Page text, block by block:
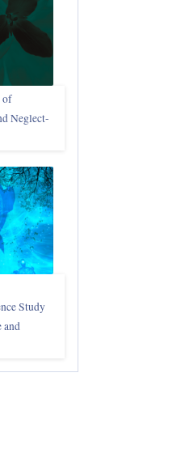
of
Neglect-
Study
and